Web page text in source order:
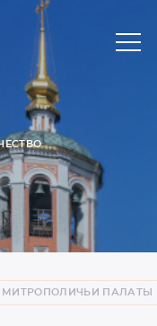
МИТРОПОЛИЧЬИ ПАЛАТЫ